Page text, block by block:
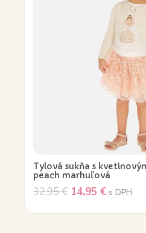
Tylová sukňa s
peach marhuľová
32,95€ 14,95 € s DPH